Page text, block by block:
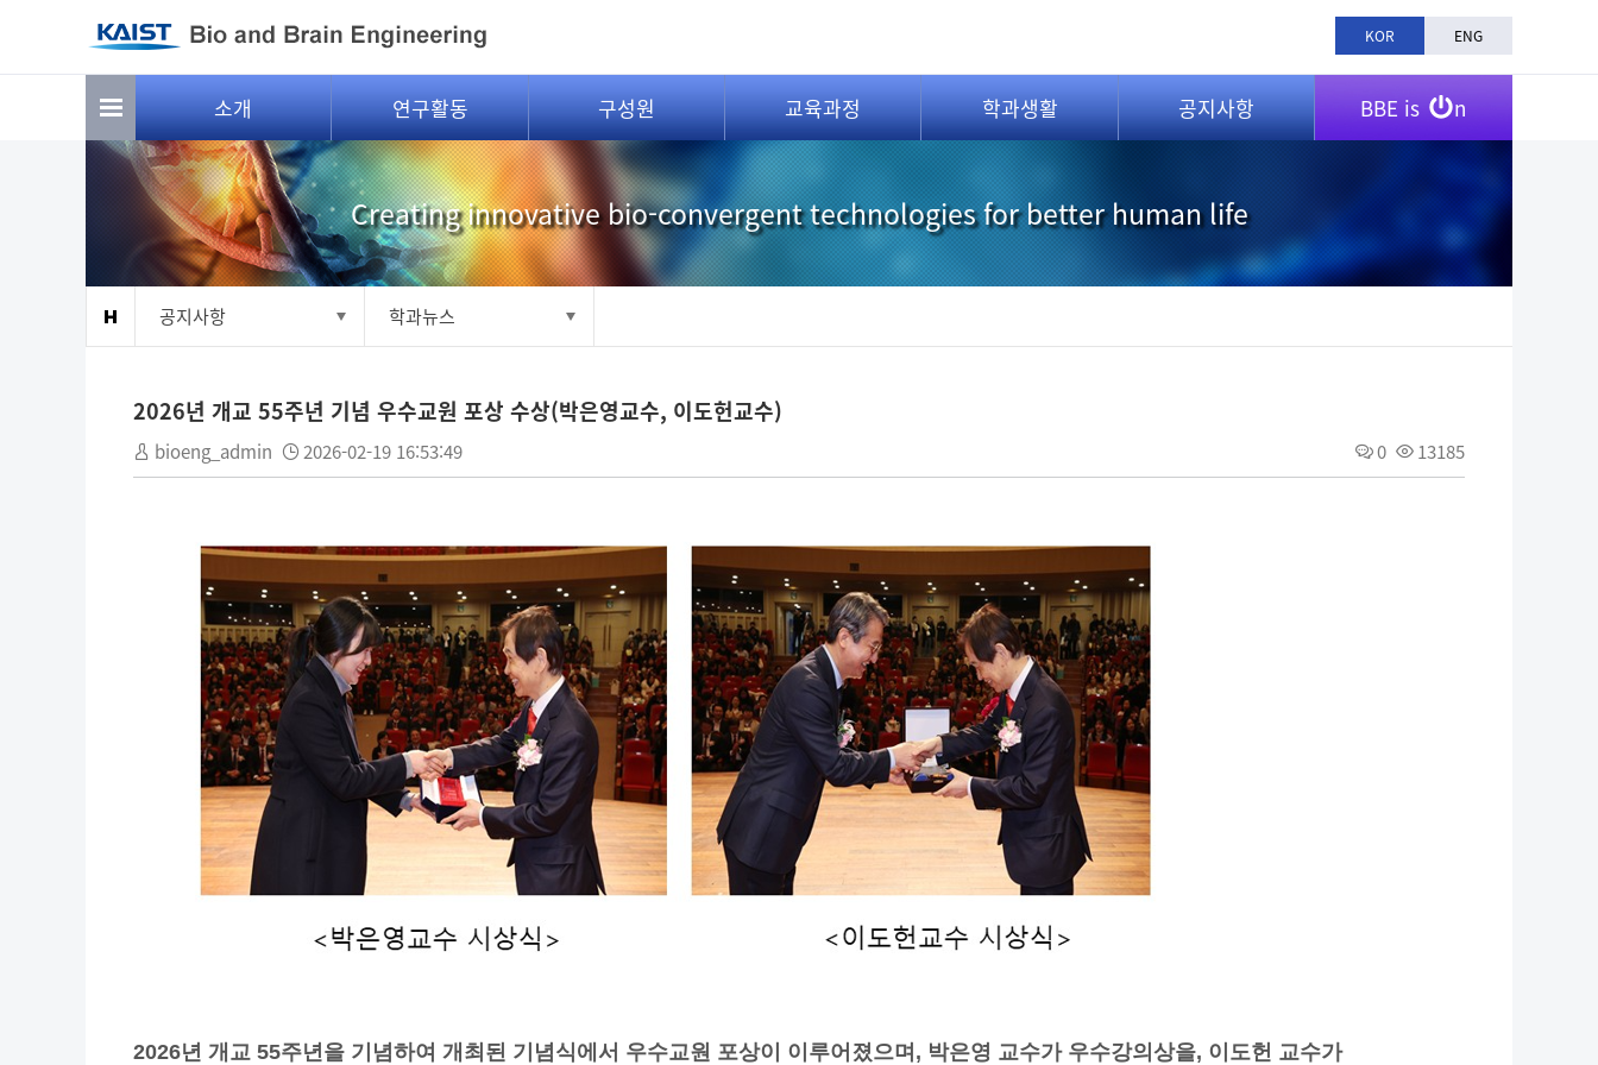
KOR ENG
소개 연구활동 구성원 교육과정 학과생활 공지사항 BBE is n
Creating innovative bio-convergent technologies for better human life
공지사항 학과뉴스
2026년 개교 55주년 기념 우수교원 포상 수상(박은영교수, 이도헌교수)
bioeng_admin 2026-02-19 16:53:49 0 13185
2026년 개교 55주년을 기념하여 개최된 기념식에서 우수교원 포상이 이루어졌으며 , 박은영 교수가 우수강의상을, 이도헌 교수가